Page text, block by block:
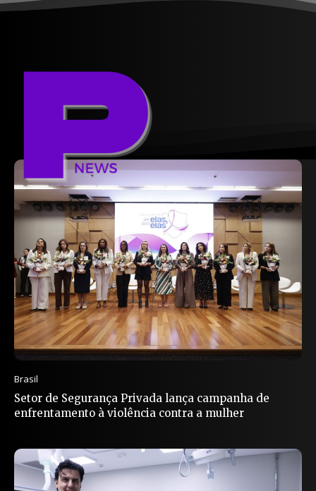
Brasil
Setor de Segurança Privada lança campanha de
enfrentamento à violência contra a mulher